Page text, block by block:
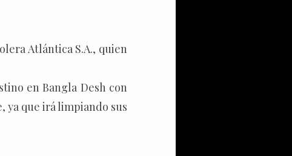
Atlántica S.A., quien
en Bangla Desh con
ya que irá limpiando sus